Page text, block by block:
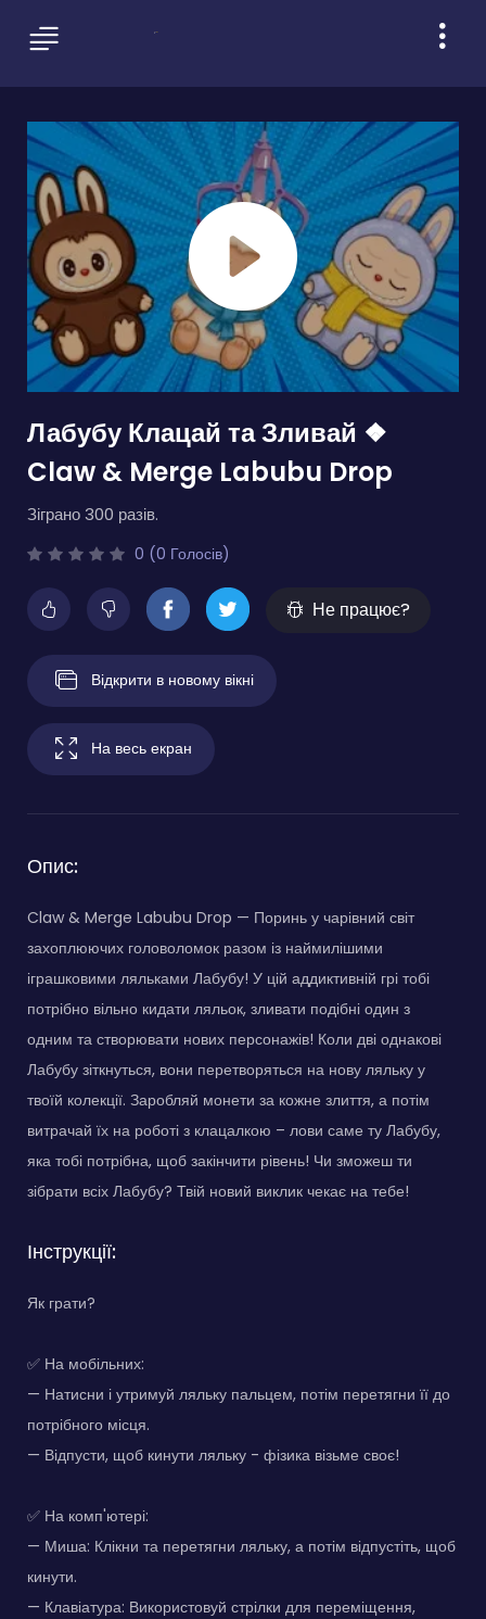
Лабубу Клацай та Зливай ❖
Claw & Merge Labubu Drop
Зіграно 300 разів.
0 (0 Голосів)
Не працює?
Відкрити в новому вікні
На весь екран
Опис:
Claw & Merge Labubu Drop — Поринь у чарівний світ
захоплюючих головоломок разом із наймилішими
іграшковими ляльками Лабубу! У цій аддиктивній грі тобі
потрібно вільно кидати ляльок, зливати подібні один з
одним та створювати нових персонажів! Коли дві однакові
Лабубу зіткнуться, вони перетворяться на нову ляльку у
твоїй колекції. Заробляй монети за кожне злиття, а потім
витрачай їх на роботі з клацалкою – лови саме ту Лабубу,
яка тобі потрібна, щоб закінчити рівень! Чи зможеш ти
зібрати всіх Лабубу? Твій новий виклик чекає на тебе!
Інструкції:
Як грати?
✅ На мобільних:
— Натисни і утримуй ляльку пальцем, потім перетягни її до
потрібного місця.
— Відпусти, щоб кинути ляльку - фізика візьме своє!
✅ На комп'ютері:
— Миша: Клікни та перетягни ляльку, а потім відпустіть, щоб
кинути.
— Клавіатура: Використовуй стрілки для переміщення,